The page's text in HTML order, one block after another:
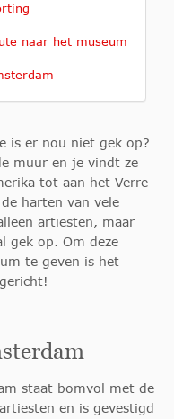
naar het museum
is er nou niet gek op?
muur en je vindt ze
tot aan het Verre-
harten van vele
artiesten, maar
gek op. Om deze
te geven is het
staat bomvol met de
en is gevestigd